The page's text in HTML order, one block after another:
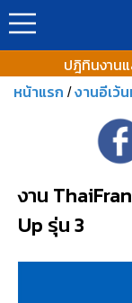
ปฎิทินงาน
หน้าแรก /งานอีเว้
งาน
Up รุ่น 3